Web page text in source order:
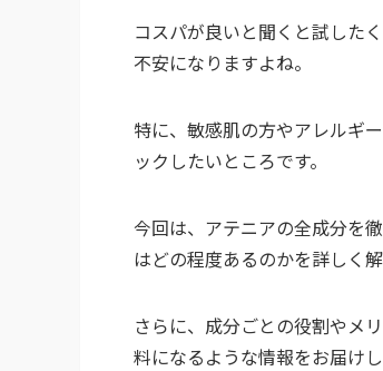
コスパが良いと聞くと試した
不安になりますよね。
特に、敏感肌の方やアレルギ
ックしたいところです。
今回は、アテニアの全成分を
はどの程度あるのかを詳しく
さらに、成分ごとの役割やメ
料になるような情報をお届けし